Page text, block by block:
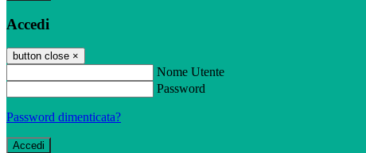
Accedi
button close ×
Nome Utente
Password
Password dimenticata?